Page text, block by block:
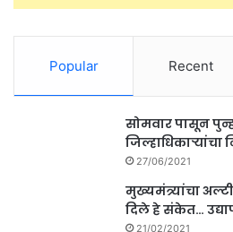
Popular Recent
सोमवार पासून
जिल्हाधिकाऱ्यांचा
27/06/2021
मुख्यमंत्र्यांचा
दिले हे संकेत…
21/02/2021